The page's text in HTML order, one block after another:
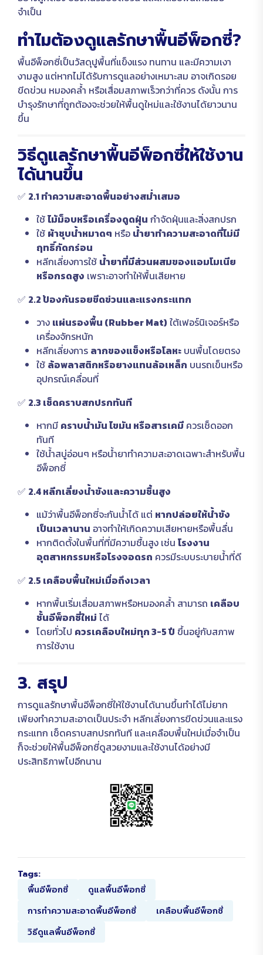
จำเป็น
ทำไมต้องดูแลรักษาพื้นอีพ็อกซี่?
พื้นอีพ็อกซี่เป็นวัสดุปูพื้นที่แข็งแรง ทนทาน และมีความเงา
งามสูง แต่หากไม่ได้รับการดูแลอย่างเหมาะสม อาจเกิดรอย
ขีดข่วน หมองคล้ำ หรือเสื่อมสภาพเร็วกว่าที่ควร ดังนั้น การ
บำรุงรักษาที่ถูกต้องจะช่วยให้พื้นดูใหม่และใช้งานได้ยาวนาน
ขึ้น
วิธีดูแลรักษาพื้นอีพ็อกซี่ให้ใช้งาน
ได้นานขึ้น
✅ 2.1 ทำความสะอาดพื้นอย่างสม่ำเสมอ
ใช้ไม้ม็อบหรือเครื่องดูดฝุ่น กำจัดฝุ่นและสิ่งสกปรก
ใช้ ผ้าชุบน้ำหมาดๆ หรือ น้ำยาทำความสะอาดที่ไม่มี
ฤทธิ์กัดกร่อน
หลีกเลี่ยงการใช้ น้ำยาที่มีส่วนผสมของแอมโมเนีย
หรือกรดสูง เพราะอาจทำให้พื้นเสียหาย
✅ 2.2 ป้องกันรอยขีดข่วนและแรงกระแทก
วาง แผ่นรองพื้น (Rubber Mat) ใต้เฟอร์นิเจอร์หรือ
เครื่องจักรหนัก
หลีกเลี่ยงการ ลากของแข็งหรือโลหะ บนพื้นโดยตรง
ใช้ ล้อพลาสติกหรือยางแทนล้อเหล็ก บนรถเข็นหรือ
อุปกรณ์เคลื่อนที่
✅ 2.3 เช็ดคราบสกปรกทันที
หากมี คราบน้ำมัน ไขมัน หรือสารเคมี ควรเช็ดออก
ทันที
ใช้น้ำสบู่อ่อนๆ หรือน้ำยาทำความสะอาดเฉพาะสำหรับพื้น
อีพ็อกซี่
✅ 2.4 หลีกเลี่ยงน้ำขังและความชื้นสูง
แม้ว่าพื้นอีพ็อกซี่จะกันน้ำได้ แต่ หากปล่อยให้น้ำขัง
เป็นเวลานาน อาจทำให้เกิดความเสียหายหรือพื้นลื่น
หากติดตั้งในพื้นที่ที่มีความชื้นสูง เช่น โรงงาน
อุตสาหกรรมหรือโรงจอดรถ ควรมีระบบระบายน้ำที่ดี
✅ 2.5 เคลือบพื้นใหม่เมื่อถึงเวลา
หากพื้นเริ่มเสื่อมสภาพหรือหมองคล้ำ สามารถ เคลือบ
ชั้นอีพ็อกซี่ใหม่ ได้
โดยทั่วไป ควรเคลือบใหม่ทุก 3-5 ปี ขึ้นอยู่กับสภาพ
การใช้งาน
3. สรุป
การดูแลรักษาพื้นอีพ็อกซี่ให้ใช้งานได้นานขึ้นทำได้ไม่ยาก
เพียงทำความสะอาดเป็นประจำ หลีกเลี่ยงการขีดข่วนและแรง
กระแทก เช็ดคราบสกปรกทันที และเคลือบพื้นใหม่เมื่อจำเป็น
ก็จะช่วยให้พื้นอีพ็อกซี่ดูสวยงามและใช้งานได้อย่างมี
ประสิทธิภาพไปอีกนาน
Tags:
พื้นอีพ็อกซี่
ดูแลพื้นอีพ็อกซี่
การทำความสะอาดพื้นอีพ็อกซี่
เคลือบพื้นอีพ็อกซี่
วิธีดูแลพื้นอีพ็อกซี่